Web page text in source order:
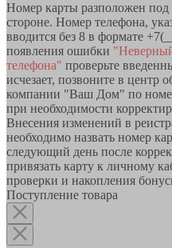
Номер карты разположен
стороне. Номер телефона,
вводится без 8 в формате
появления ошибки
телефона" проверьте
исчезает, позвоните в центр
компании "Ваш Дом" по
при необходимости
Внесения изменений в
необходимо назвать номер
следующий день после
привязать карту к личному
проверки и накопления
Поступление товара